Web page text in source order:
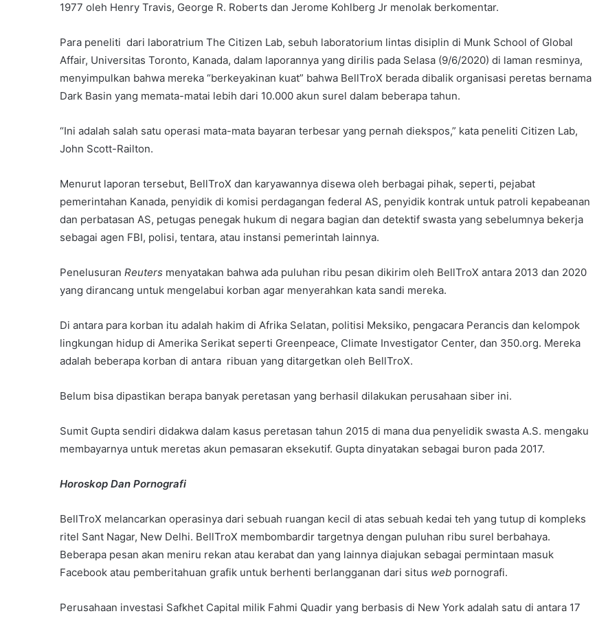
1977 oleh Henry Travis, George R. Roberts dan Jerome Kohlberg Jr menolak berkomentar.
Para peneliti dari laboratrium The Citizen Lab, sebuh laboratorium lintas disiplin di Munk School of Global
Affair, Universitas Toronto, Kanada, dalam laporannya yang dirilis pada Selasa (9/6/2020) di laman resminya,
menyimpulkan bahwa mereka “berkeyakinan kuat” bahwa BellTroX berada dibalik organisasi peretas bernama
Dark Basin yang memata-matai lebih dari 10.000 akun surel dalam beberapa tahun.
“Ini adalah salah satu operasi mata-mata bayaran terbesar yang pernah diekspos,” kata peneliti Citizen Lab,
John Scott-Railton.
Menurut laporan tersebut, BellTroX dan karyawannya disewa oleh berbagai pihak, seperti, pejabat
pemerintahan Kanada, penyidik di komisi perdagangan federal AS, penyidik kontrak untuk patroli kepabeanan
dan perbatasan AS, petugas penegak hukum di negara bagian dan detektif swasta yang sebelumnya bekerja
sebagai agen FBI, polisi, tentara, atau instansi pemerintah lainnya.
Penelusuran Reuters menyatakan bahwa ada puluhan ribu pesan dikirim oleh BellTroX antara 2013 dan 2020
yang dirancang untuk mengelabui korban agar menyerahkan kata sandi mereka.
Di antara para korban itu adalah hakim di Afrika Selatan, politisi Meksiko, pengacara Perancis dan kelompok
lingkungan hidup di Amerika Serikat seperti Greenpeace, Climate Investigator Center, dan 350.org. Mereka
adalah beberapa korban di antara ribuan yang ditargetkan oleh BellTroX.
Belum bisa dipastikan berapa banyak peretasan yang berhasil dilakukan perusahaan siber ini.
Sumit Gupta sendiri didakwa dalam kasus peretasan tahun 2015 di mana dua penyelidik swasta A.S. mengaku
membayarnya untuk meretas akun pemasaran eksekutif. Gupta dinyatakan sebagai buron pada 2017.
Horoskop Dan Pornografi
BellTroX melancarkan operasinya dari sebuah ruangan kecil di atas sebuah kedai teh yang tutup di kompleks
ritel Sant Nagar, New Delhi. BellTroX membombardir targetnya dengan puluhan ribu surel berbahaya.
Beberapa pesan akan meniru rekan atau kerabat dan yang lainnya diajukan sebagai permintaan masuk
Facebook atau pemberitahuan grafik untuk berhenti berlangganan dari situs web pornografi.
Perusahaan investasi Safkhet Capital milik Fahmi Quadir yang berbasis di New York adalah satu di antara 17